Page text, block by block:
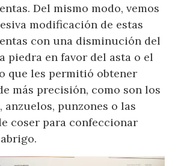
Del mismo modo, vemos
modificación de estas
con una disminución del
piedra en favor del asta o el
que les permitió obtener
más precisión, como son los
anzuelos, punzones o las
coser para confeccionar